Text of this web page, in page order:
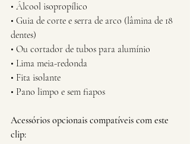
• Álcool isopropílico
• Guia de corte e serra de arco (lâmina de 18
dentes)
• Ou cortador de tubos para alumínio
• Lima meia-redonda
• Fita isolante
• Pano limpo e sem fiapos
Acessórios opcionais compatíveis com este
clip: